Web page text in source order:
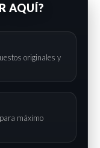
AQUÍ?
originales y
máximo